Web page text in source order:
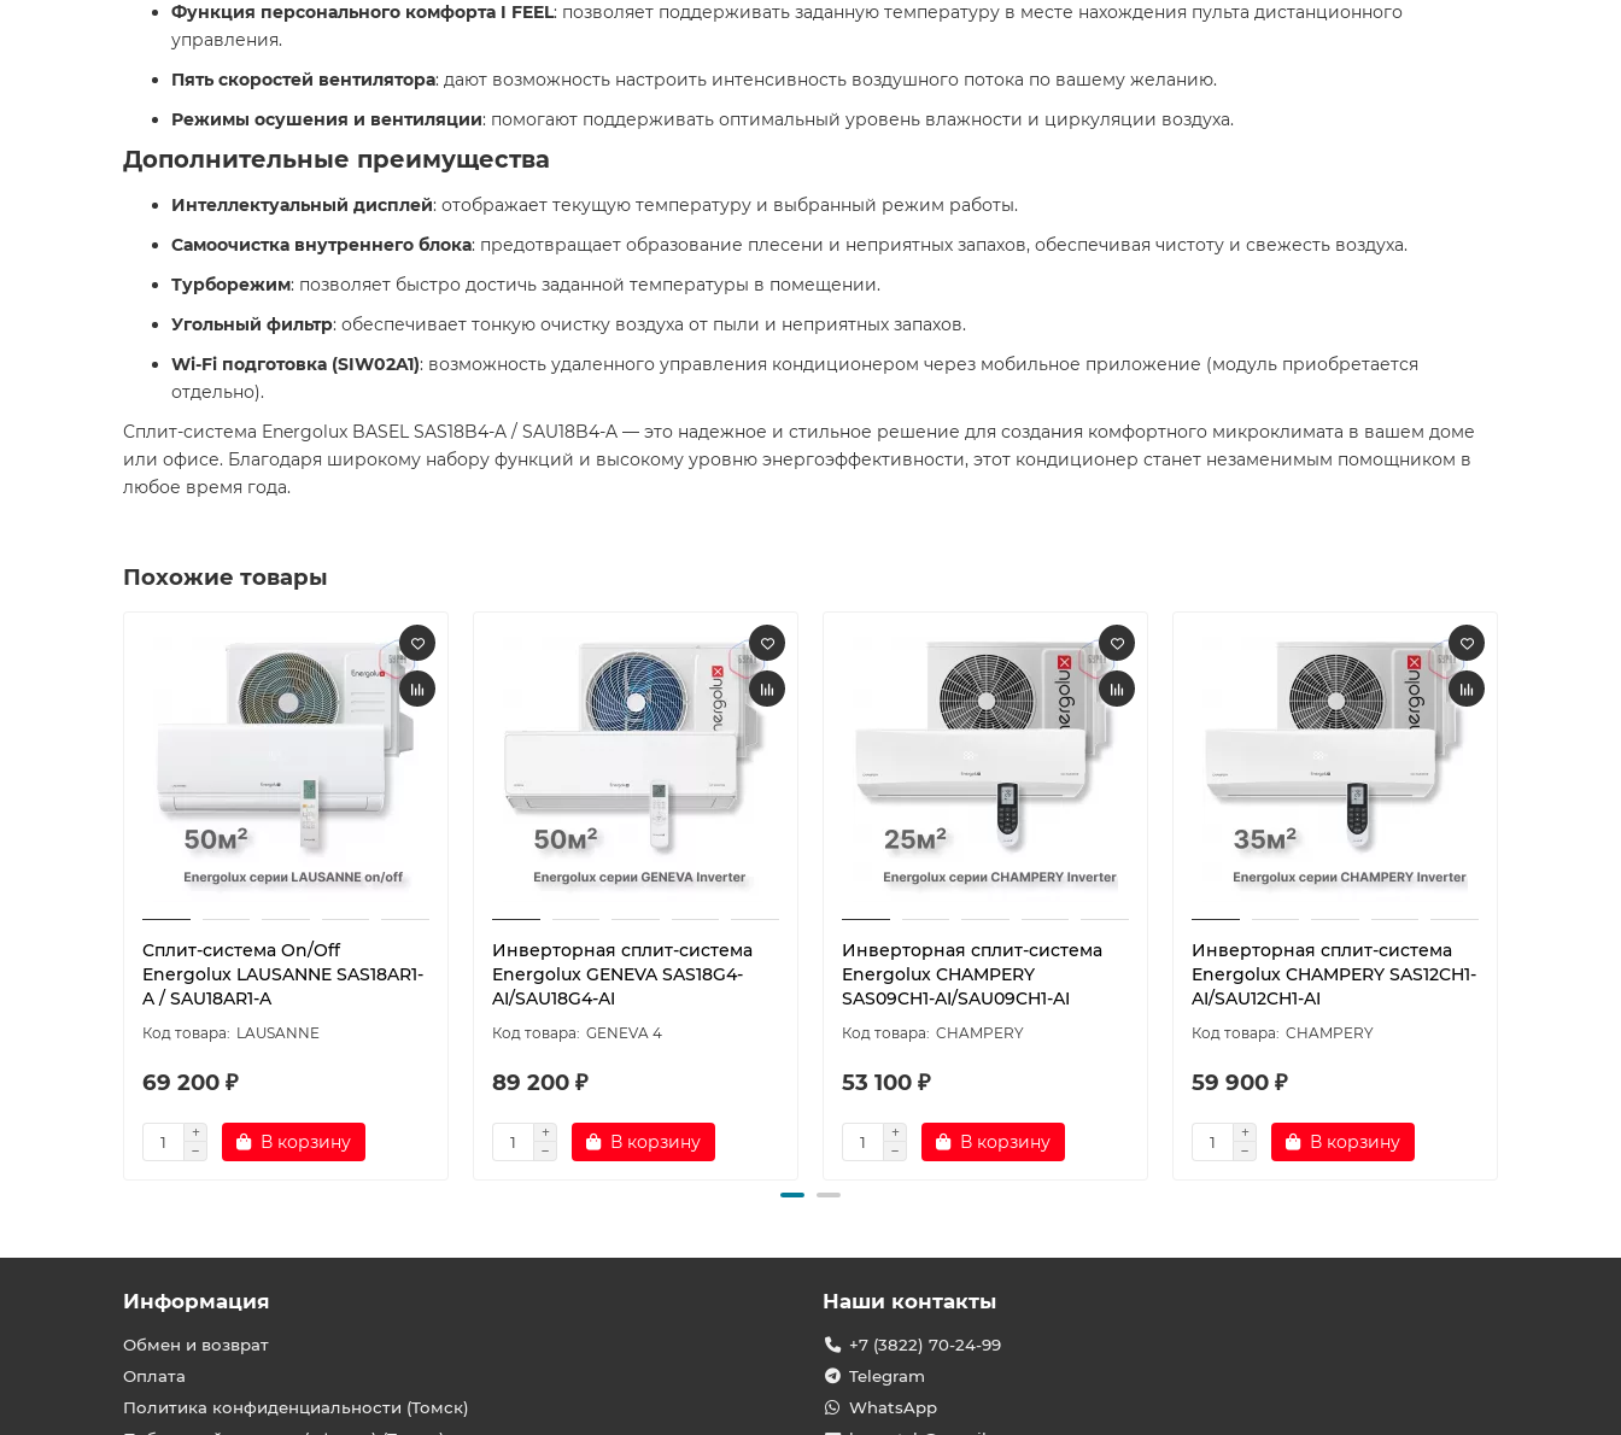
Функция персонального комфорта I FEEL: позволяет поддерживать заданную температуру в месте нахождения пульта дистанционного
управления.​
Пять скоростей вентилятора: дают возможность настроить интенсивность воздушного потока по вашему желанию.​
Режимы осушения и вентиляции: помогают поддерживать оптимальный уровень влажности и циркуляции воздуха.​
Дополнительные преимущества
Интеллектуальный дисплей: отображает текущую температуру и выбранный режим работы.​
Самоочистка внутреннего блока: предотвращает образование плесени и неприятных запахов, обеспечивая чистоту и свежесть воздуха.​
Турборежим: позволяет быстро достичь заданной температуры в помещении.​
Угольный фильтр: обеспечивает тонкую очистку воздуха от пыли и неприятных запахов.​
Wi-Fi подготовка (SIW02A1): возможность удаленного управления кондиционером через мобильное приложение (модуль приобретается
отдельно).​
Сплит-система Energolux BASEL SAS18B4-A / SAU18B4-A — это надежное и стильное решение для создания комфортного микроклимата в вашем доме
или офисе. Благодаря широкому набору функций и высокому уровню энергоэффективности, этот кондиционер станет незаменимым помощником в
любое время года.​
Похожие товары
Сплит-система On/Off
Energolux LAUSANNE SAS18AR1-
A / SAU18AR1-A
LAUSANNE
69 200 ₽
В корзину
Инверторная сплит-система
Energolux GENEVA SAS18G4-
AI/SAU18G4-AI
GENEVA 4
89 200 ₽
В корзину
Инверторная сплит-система
Energolux CHAMPERY
SAS09CH1-AI/SAU09CH1-AI
CHAMPERY
53 100 ₽
В корзину
Инверторная сплит-система
Energolux CHAMPERY SAS12CH1-
AI/SAU12CH1-AI
CHAMPERY
59 900 ₽
В корзину
Информация
Обмен и возврат
Оплата
Политика конфиденциальности (Томск)
Наши контакты
+7 (3822) 70-24-99
Telegram
WhatsApp